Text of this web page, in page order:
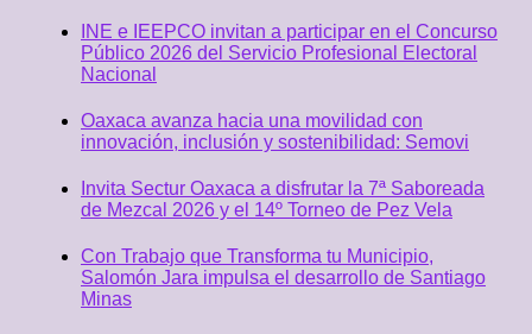
INE e IEEPCO invitan a participar en el Concurso
Público 2026 del Servicio Profesional Electoral
Nacional
Oaxaca avanza hacia una movilidad con
innovación, inclusión y sostenibilidad: Semovi
Invita Sectur Oaxaca a disfrutar la 7ª Saboreada
de Mezcal 2026 y el 14º Torneo de Pez Vela
Con Trabajo que Transforma tu Municipio,
Salomón Jara impulsa el desarrollo de Santiago
Minas